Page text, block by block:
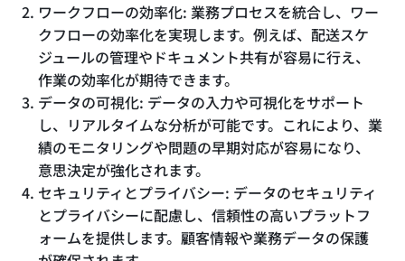
ワークフローの効率化: 業務プロセスを統合し、ワー
クフローの効率化を実現します。例えば、配送スケ
ジュールの管理やドキュメント共有が容易に行え、
作業の効率化が期待できます。
データの可視化: データの入力や可視化をサポート
し、リアルタイムな分析が可能です。これにより、業
績のモニタリングや問題の早期対応が容易になり、
意思決定が強化されます。
セキュリティとプライバシー: データのセキュリティ
とプライバシーに配慮し、信頼性の高いプラットフ
ォームを提供します。顧客情報や業務データの保護